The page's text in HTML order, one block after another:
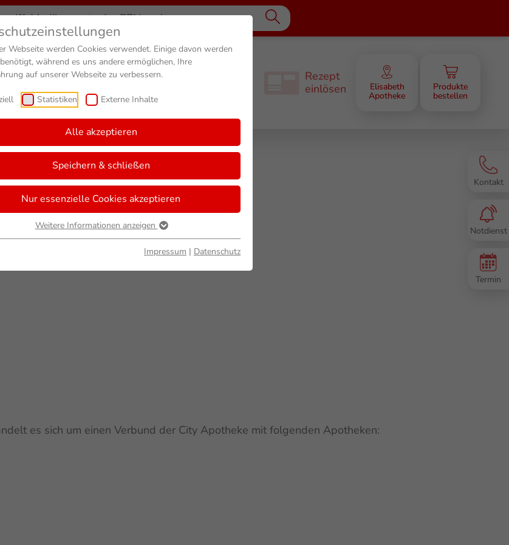
Webseite werden Cookies verwendet. Einige davon werden
während es uns andere ermöglichen, Ihre
auf unserer Webseite zu verbessern.
Statistiken Externe Inhalte
Alle akzeptieren
Speichern & schließen
Nur essenzielle Cookies akzeptieren
Weitere Informationen anzeigen
Impressum | Datenschutz
Service
Kundenkonto und Treuepunkte
Medela-Milchpumpenverleih
Verleihgeräte
Pflege
Pflege durch einen ambulanten
Pflegedienst
Pflege in stationären Einrichtungen
Stellen von Arzneimitteln
Über uns
Die Lambrichs
Unsere Philosophie
Gesichter im Unternehmen
Unser Bewerbungsverfahren
Unsere Stellenangebote
Ausbildung
Stipendium
Rezept
einlösen
Elisabeth
Apotheke
Produkte
bestellen
es sich um einen Verbund der City Apotheke mit folgenden Apotheken:
Kontakt
Notdienst
Termin